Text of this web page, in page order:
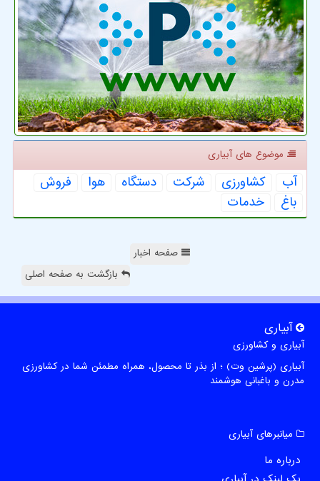
موضوع های آبیاری
آب كشاورزی شركت دستگاه هوا
فروش
باغ
خدمات
صفحه اخبار
بازگشت به صفحه اصلی
آبیاری
آبیاری و کشاورزی
آبیاری (پرشین وت) ؛ از بذر تا محصول، همراه مطمئن شما در کشاورزی
مدرن و باغبانی هوشمند
میانبرهای آبیاری
درباره ما